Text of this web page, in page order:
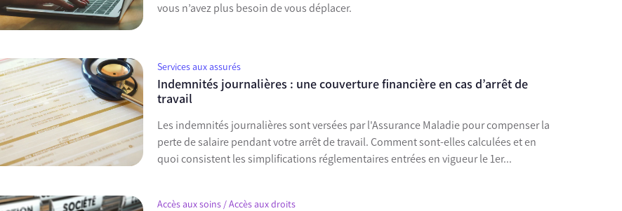
vous n’avez plus besoin de vous déplacer.
Services aux assurés
Indemnités journalières : une couverture financière en cas d’arrêt de
travail
Les indemnités journalières sont versées par l'Assurance Maladie pour compenser la
perte de salaire pendant votre arrêt de travail. Comment sont-elles calculées et en
quoi consistent les simplifications réglementaires entrées en vigueur le 1er...
Accès aux soins / Accès aux droits